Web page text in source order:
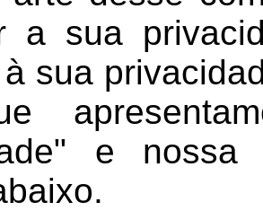
a sua
sua
e